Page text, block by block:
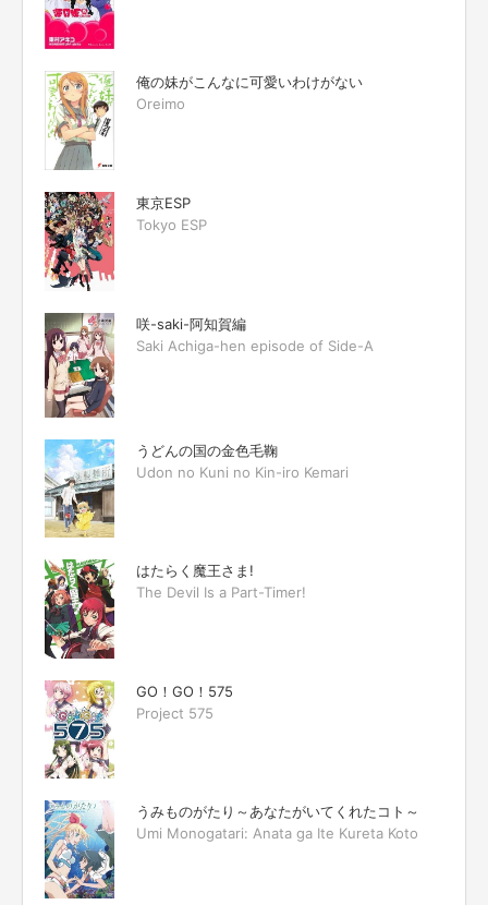
俺の妹がこんなに可愛いわけがない
Oreimo
東京ESP
Tokyo ESP
咲-saki-阿知賀編
Saki Achiga-hen episode of Side-A
うどんの国の金色毛鞠
Udon no Kuni no Kin-iro Kemari
はたらく魔王さま!
The Devil Is a Part-Timer!
GO！GO！575
Project 575
うみものがたり～あなたがいてくれたコト～
Umi Monogatari: Anata ga Ite Kureta Koto